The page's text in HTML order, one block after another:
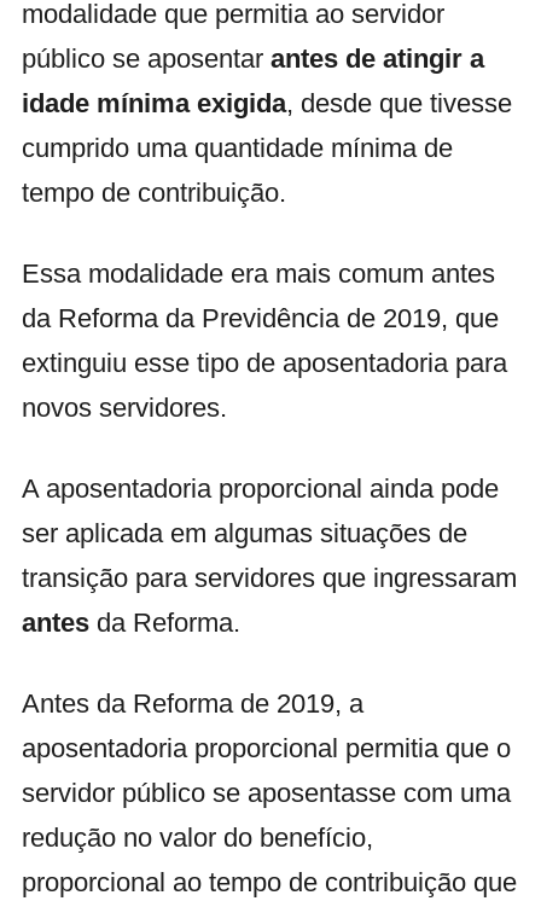
modalidade que permitia ao servidor
público se aposentar antes de atingir a
idade mínima exigida, desde que tivesse
cumprido uma quantidade mínima de
tempo de contribuição.
Essa modalidade era mais comum antes
da Reforma da Previdência de 2019, que
extinguiu esse tipo de aposentadoria para
novos servidores.
A aposentadoria proporcional ainda pode
ser aplicada em algumas situações de
transição para servidores que ingressaram
antes da Reforma.
Antes da Reforma de 2019, a
aposentadoria proporcional permitia que o
servidor público se aposentasse com uma
redução no valor do benefício,
proporcional ao tempo de contribuição que